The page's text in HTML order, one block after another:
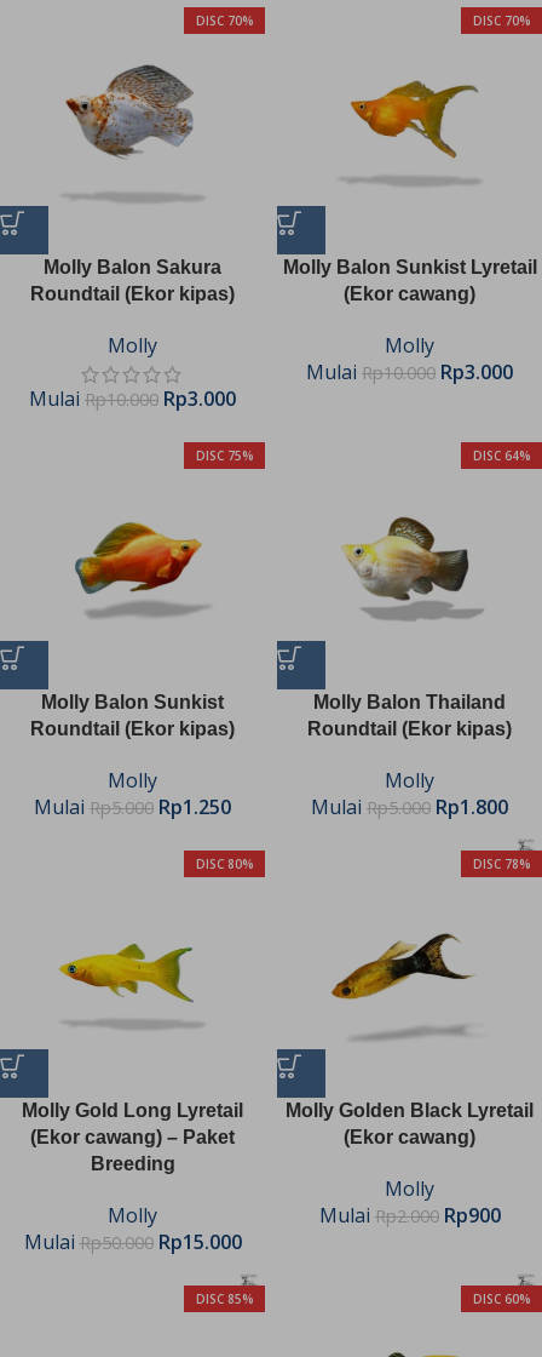
DISC 70%
Molly Balon Sakura
Roundtail (Ekor kipas)
Molly
Mulai Rp10.000 Rp3.000
DISC 70%
Molly Balon Sunkist Lyretail
(Ekor cawang)
Molly
Mulai Rp10.000 Rp3.000
DISC 75%
Molly Balon Sunkist
Roundtail (Ekor kipas)
Molly
Mulai Rp5.000 Rp1.250
DISC 64%
Molly Balon Thailand
Roundtail (Ekor kipas)
Molly
Mulai Rp5.000 Rp1.800
DISC 80%
Molly Gold Long Lyretail
(Ekor cawang) – Paket
Breeding
Molly
Mulai Rp50.000 Rp15.000
DISC 78%
Molly Golden Black Lyretail
(Ekor cawang)
Molly
Mulai Rp2.000 Rp900
DISC 85% DISC 60%